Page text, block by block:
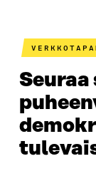
Seuraa